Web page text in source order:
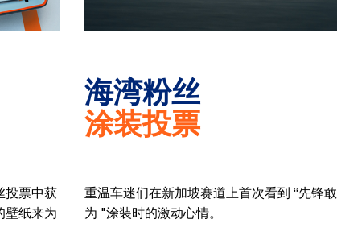
投票中获
壁纸来为
海湾粉丝
涂装投票
重温车迷们在新加坡赛道上首次看到 “先锋敢
为 "涂装时的激动心情。